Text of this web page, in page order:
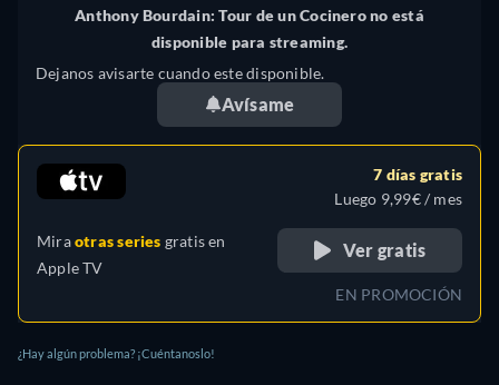
Anthony Bourdain: Tour de un Cocinero no está
disponible para streaming.
Dejanos avisarte cuando este disponible.
Avísame
Miraotras series gratis en
Apple TV
7 días gratis
Luego 9,99€ / mes
Ver gratis
EN PROMOCIÓN
¿Hay algún problema? ¡Cuéntanoslo!